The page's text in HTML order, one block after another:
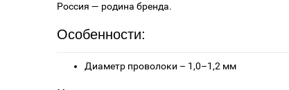
Россия — родина бренда.
Особенности:
Диаметр проволоки – 1,0–1,2 мм